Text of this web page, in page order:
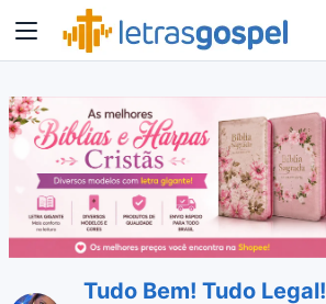
Tudo Bem! Tudo Legal!